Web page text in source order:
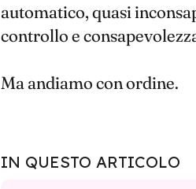
automatico, quasi
controllo e
Ma andiamo con ordine.
IN QUESTO ARTICOLO